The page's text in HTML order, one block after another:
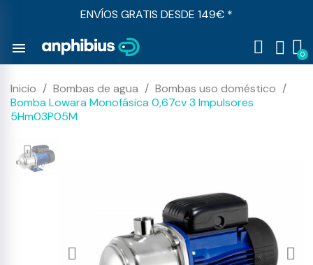
ENVÍOS GRATIS DESDE 149€ *
menu
Inicio Bombas de agua
Bombas uso doméstico
Bomba Lowara Monofásica 0,67cv 3 Impulsores
5Hm03P05M